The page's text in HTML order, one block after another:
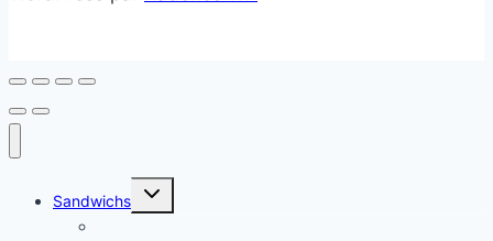
Sandwichs
Ouvrir/fermer